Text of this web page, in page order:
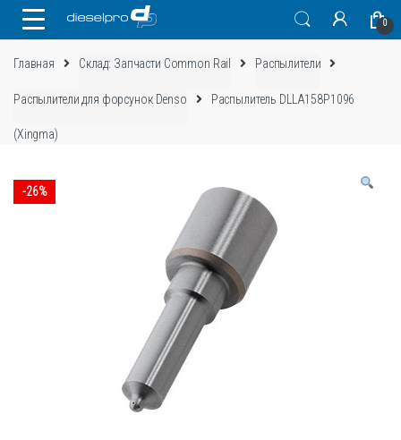
0
Главная Склад: Запчасти Common Rail Распылители
Распылители для форсунок Denso Распылитель DLLA158P1096
(Xingma)
-26%